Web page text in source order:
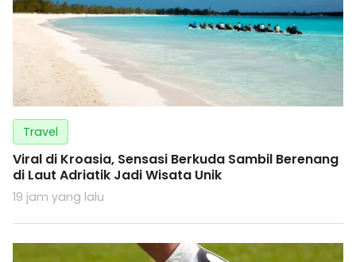
Travel
Viral di Kroasia, Sensasi Berkuda Sambil Berenang
di Laut Adriatik Jadi Wisata Unik
19 jam yang lalu